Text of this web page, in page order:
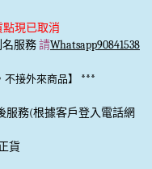
點現已取消
服務請Whatsapp90841538
接外來商品】 ***
服務(根據客戶登入電話網
貨